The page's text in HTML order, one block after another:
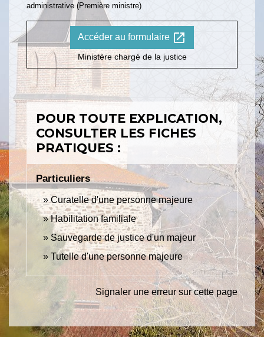
administrative (Première ministre)
Accéder au formulaire open_in_new
Ministère chargé de la justice
POUR TOUTE EXPLICATION,
CONSULTER LES FICHES
PRATIQUES :
Particuliers
Curatelle d'une personne majeure
Habilitation familiale
Sauvegarde de justice d'un majeur
Tutelle d'une personne majeure
Signaler une erreur sur cette page